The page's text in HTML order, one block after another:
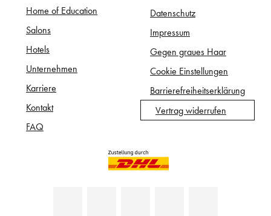
Home of Education
Salons
Hotels
Unternehmen
Karriere
Kontakt
FAQ
Datenschutz
Impressum
Gegen graues Haar
Cookie Einstellungen
Barrierefreiheitserklärung
Vertrag widerrufen